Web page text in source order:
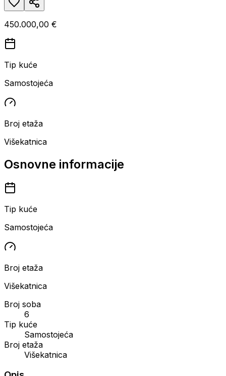
450.000,00 €
Tip kuće
Samostojeća
Broj etaža
Višekatnica
Osnovne informacije
Tip kuće
Samostojeća
Broj etaža
Višekatnica
Broj soba
6
Tip kuće
Samostojeća
Broj etaža
Višekatnica